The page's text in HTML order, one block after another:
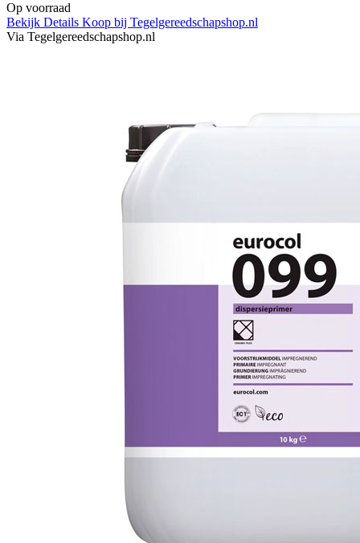
Op voorraad
Bekijk Details Koop bij Tegelgereedschapshop.nl
Via Tegelgereedschapshop.nl